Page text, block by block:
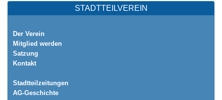
STADTTEILVEREIN
Der Verein
Mitglied werden
Satzung
Kontakt
Stadtteilzeitungen
AG-Geschichte